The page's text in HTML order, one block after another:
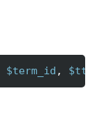
$term_id ,